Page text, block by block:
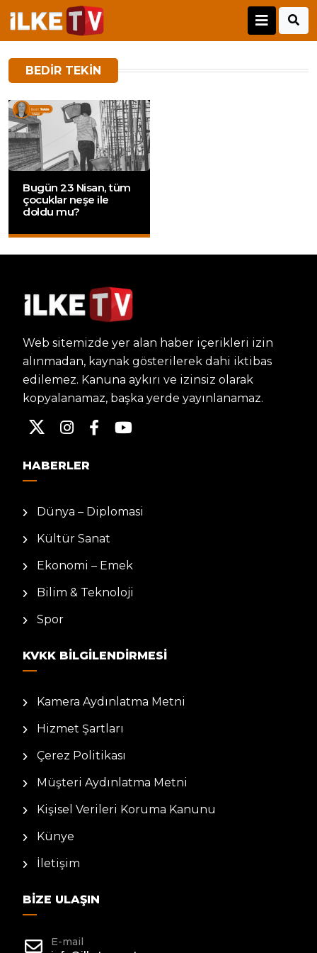
BEDIR TEKIN
Bugün 23 Nisan, tüm
çocuklar neşe ile
doldu mu?
Web sitemizde yer alan haber içerikleri izin
alınmadan, kaynak gösterilerek dahi iktibas
edilemez. Kanuna aykırı ve izinsiz olarak
kopyalanamaz, başka yerde yayınlanamaz.
HABERLER
Dünya – Diplomasi
Kültür Sanat
Ekonomi – Emek
Bilim & Teknoloji
Spor
KVKK BILGILENDIRMESI
Kamera Aydınlatma Metni
Hizmet Şartları
Çerez Politikası
Müşteri Aydınlatma Metni
Kişisel Verileri Koruma Kanunu
Künye
İletişim
BIZE ULAŞIN
E-mail